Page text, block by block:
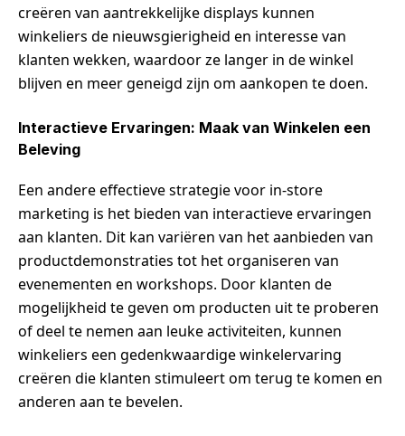
creëren van aantrekkelijke displays kunnen
winkeliers de nieuwsgierigheid en interesse van
klanten wekken, waardoor ze langer in de winkel
blijven en meer geneigd zijn om aankopen te doen.
Interactieve Ervaringen: Maak van Winkelen een
Beleving
Een andere effectieve strategie voor in-store
marketing is het bieden van interactieve ervaringen
aan klanten. Dit kan variëren van het aanbieden van
productdemonstraties tot het organiseren van
evenementen en workshops. Door klanten de
mogelijkheid te geven om producten uit te proberen
of deel te nemen aan leuke activiteiten, kunnen
winkeliers een gedenkwaardige winkelervaring
creëren die klanten stimuleert om terug te komen en
anderen aan te bevelen.